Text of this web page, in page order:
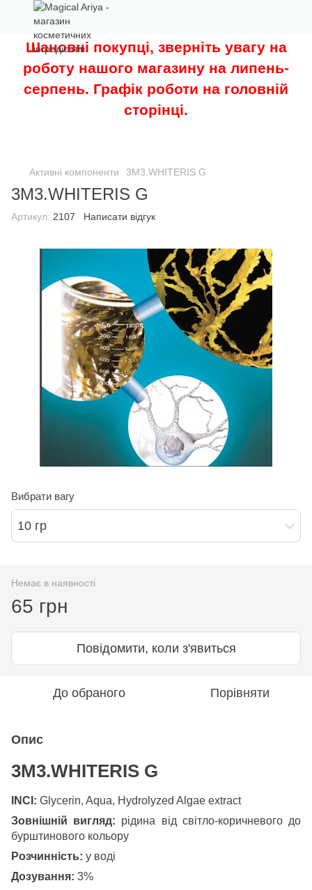
Шановні покупці, зверніть увагу на
роботу нашого магазину на липень-
серпень. Графік роботи на головній
сторінці.
Активні компоненти 3M3.WHITERIS G
3M3.WHITERIS G
Артикул: 2107 Написати відгук
Вибрати вагу
10 гр
Немає в наявності
65 грн
Повідомити, коли з'явиться
До обраного Порівняти
Опис
3M3.WHITERIS G
INCI: Glycerin, Aqua, Hydrolyzed Algae extract
Зовнішній вигляд: рідина від світло-коричневого до
бурштинового кольору
Розчинність: у воді
Дозування: 3%